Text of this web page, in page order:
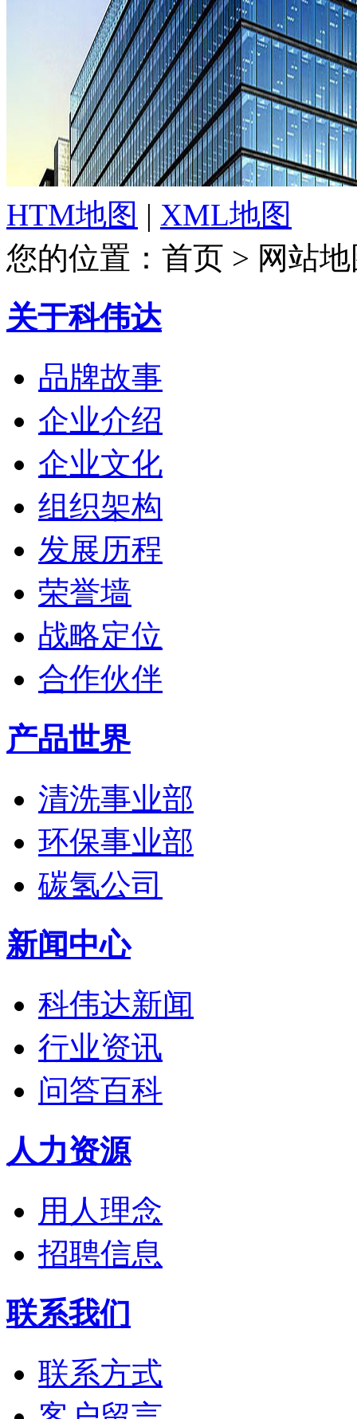
HTM地图 | XML地图
您的位置：首页 > 网站
关于科伟达
品牌故事
企业介绍
企业文化
组织架构
发展历程
荣誉墙
战略定位
合作伙伴
产品世界
清洗事业部
环保事业部
碳氢公司
新闻中心
科伟达新闻
行业资讯
问答百科
人力资源
用人理念
招聘信息
联系我们
联系方式